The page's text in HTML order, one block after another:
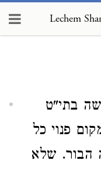
בתי"ט
פנוי כל
הבור. שלא